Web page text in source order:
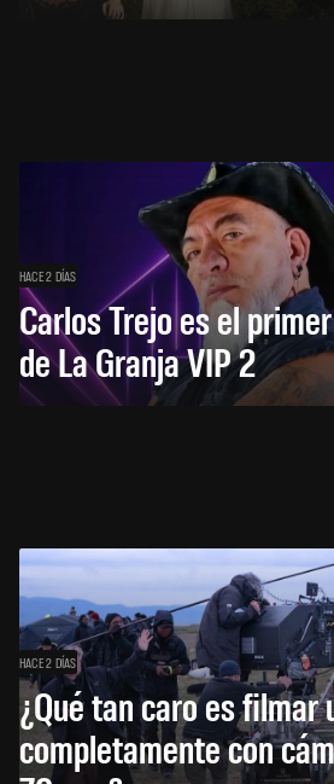
HACE 2 DÍAS
Carlos Trejo es el
de La Granja VIP 2
HACE 2 DÍAS
¿Qué tan caro es filmar
completamente con